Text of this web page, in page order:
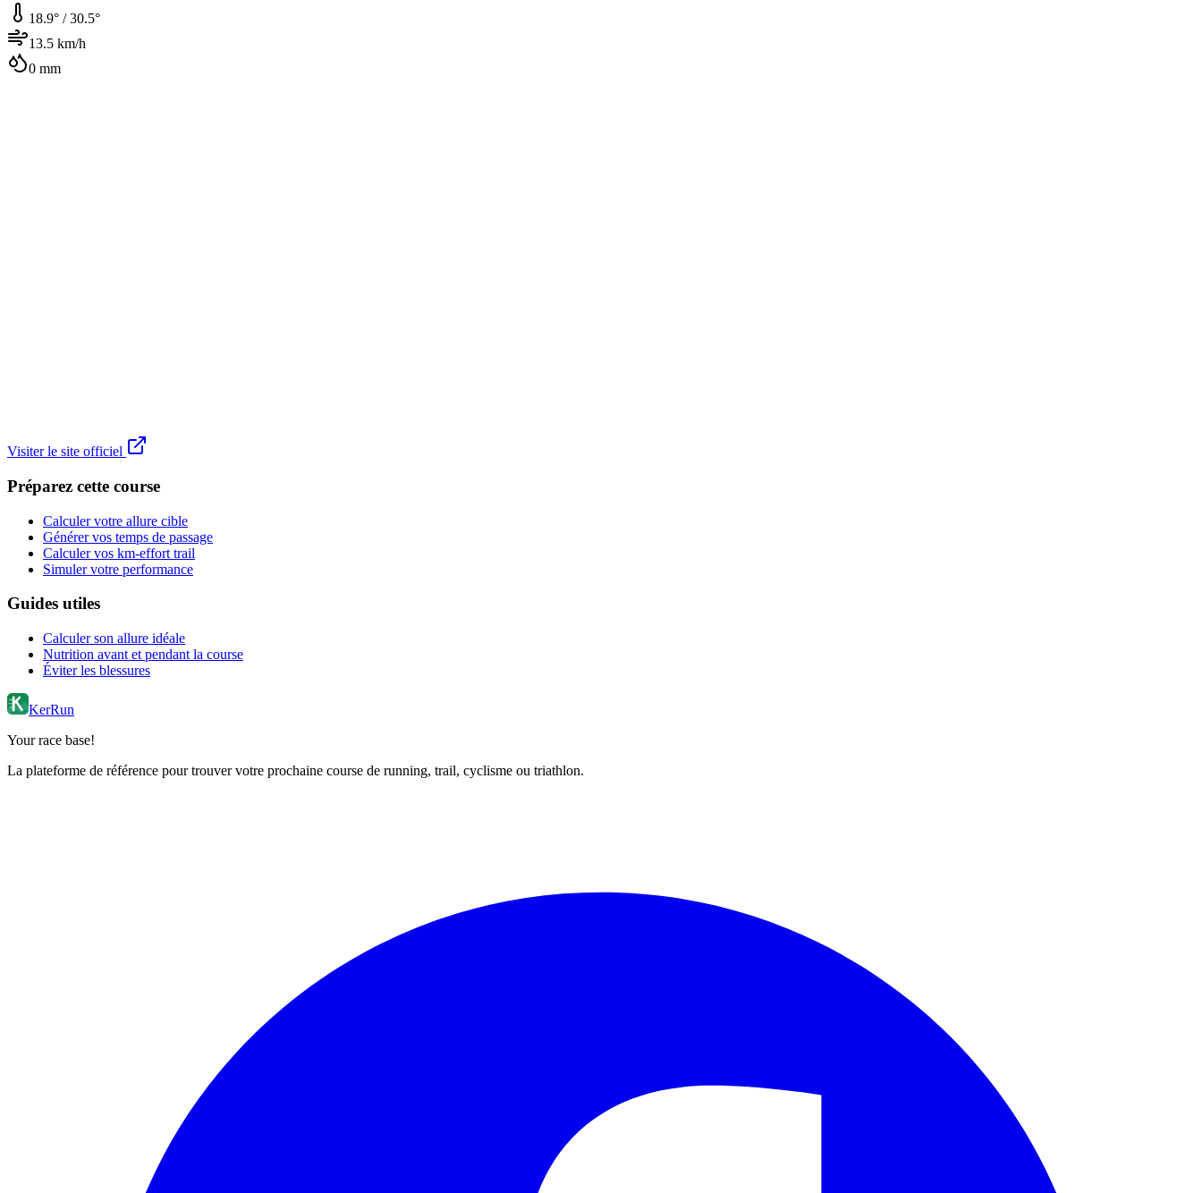
18.9° /30.5°
13.5 km/h
0 mm
Visiter le site officiel
Préparez cette course
Calculer votre allure cible
Générer vos temps de passage
Calculer vos km-effort trail
Simuler votre performance
Guides utiles
Calculer son allure idéale
Nutrition avant et pendant la course
Éviter les blessures
KerRun
Your race base!
La plateforme de référence pour trouver votre prochaine course de running, trail, cyclisme ou triathlon.